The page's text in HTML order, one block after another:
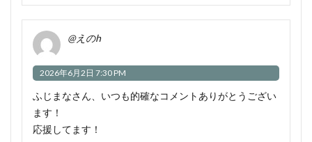
@えのh
2026年6月2日 7:30 PM
ふじまなさん、いつも的確なコメントありがとうござい
ます！
応援してます！